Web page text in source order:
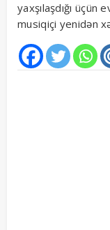
yaxşılaşdığı üçün
musiqiçi yenidən